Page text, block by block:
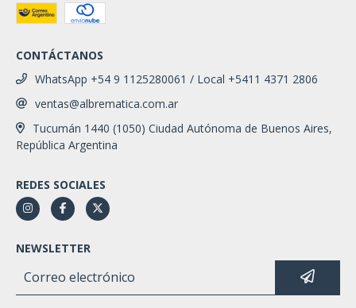
CONTÁCTANOS
WhatsApp +54 9 1125280061 / Local +5411 4371 2806
ventas@albrematica.com.ar
Tucumán 1440 (1050) Ciudad Autónoma de Buenos Aires,
República Argentina
REDES SOCIALES
NEWSLETTER